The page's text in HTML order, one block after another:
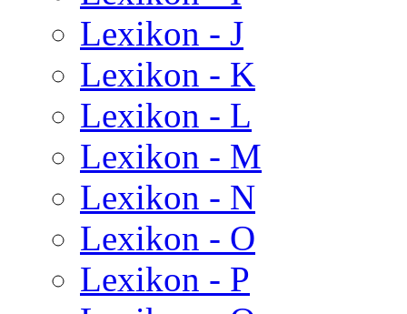
Lexikon - J
Lexikon - K
Lexikon - L
Lexikon - M
Lexikon - N
Lexikon - O
Lexikon - P